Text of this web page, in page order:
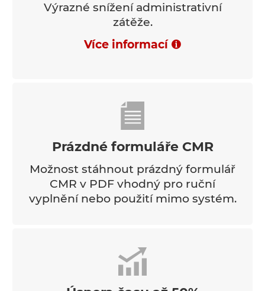
Výrazné snížení administrativní
zátěže.
Více informací
Prázdné formuláře CMR
Možnost stáhnout prázdný formulář
CMR v PDF vhodný pro ruční
vyplnění nebo použití mimo systém.